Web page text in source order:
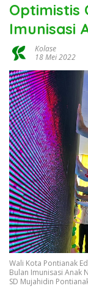
Optimistis
Imunisasi
Kolase
18 Mei 2022
Wali Kota Pontianak
Bulan Imunisasi Anak
SD Mujahidin